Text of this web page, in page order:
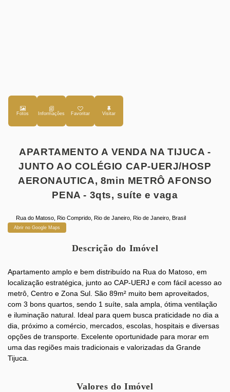
Fotos Favoritar
APARTAMENTO A VENDA NA TIJUCA -
JUNTO AO COLÉGIO CAP-UERJ/HOSP
AERONAUTICA, 8min METRÔ AFONSO
PENA - 3qts, suíte e vaga
Rua do Matoso ,Rio Comprido ,Rio de Janeiro ,Rio de Janeiro ,Brasil
Abrir no Google Maps
Descrição do Imóvel
Apartamento amplo e bem distribuído na Rua do Matoso, em
localização estratégica, junto ao CAP-UERJ e com fácil acesso ao
metrô, Centro e Zona Sul. São 89m² muito bem aproveitados,
com 3 bons quartos, sendo 1 suíte, sala ampla, ótima ventilação
e iluminação natural. Ideal para quem busca praticidade no dia a
dia, próximo a comércio, mercados, escolas, hospitais e diversas
opções de transporte. Excelente oportunidade para morar em
uma das regiões mais tradicionais e valorizadas da Grande
Tijuca.
Valores do Imóvel